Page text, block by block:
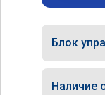
Блок
Наличие